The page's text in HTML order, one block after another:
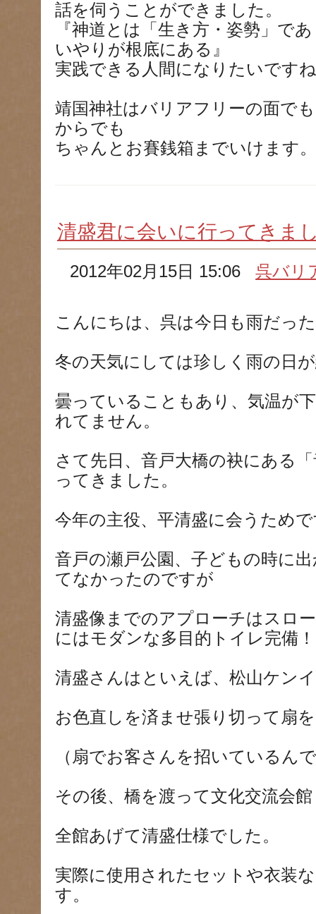
話を伺うことができました。
『神道とは「生き方・姿勢」で
いやりが根底にある』
実践できる人間になりたいです
靖国神社はバリアフリーの面で
からでも
ちゃんとお賽銭箱までいけます。
清盛君に会いに行ってきま
2012年02月15日 15:06呉バリ
こんにちは、呉は今日も雨だっ
冬の天気にしては珍しく雨の日
曇っていることもあり、気温が
れてません。
さて先日、音戸大橋の袂にある
ってきました。
今年の主役、平清盛に会うため
音戸の瀬戸公園、子どもの時に
てなかったのですが
清盛像までのアプローチはスロ
にはモダンな多目的トイレ完備！
清盛さんはといえば、松山ケン
お色直しを済ませ張り切って扇
（扇でお客さんを招いているん
その後、橋を渡って文化交流会
全館あげて清盛仕様でした。
実際に使用されたセットや衣装
す。